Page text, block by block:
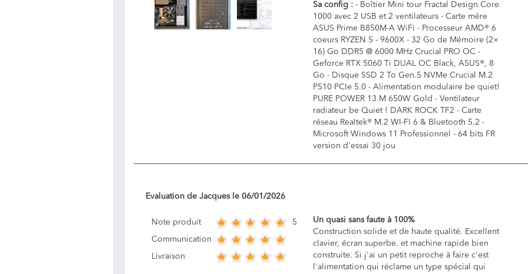
Sa config : - Boîtier Mini tour Fractal Design Core
1000 avec 2 USB et 2 ventilateurs - Carte mère
ASUS Prime B850M-A WiFi - Processeur AMD® 6
coeurs RYZEN 5 - 9600X - 32 Go de Mémoire (2×
16) Go DDR5 @ 6000 MHz Crucial PRO OC -
Geforce RTX 5060 Ti DUAL OC Black, ASUS®, 8
Go - Disque SSD 2 To Gen.5 NVMe Crucial M.2
P510 PCIe 5.0 - Alimentation modulaire be quiet!
PURE POWER 13 M 650W Gold - Ventilateur
radiateur be Quiet ! DARK ROCK TF2 - Carte
réseau Realtek® M.2 WI-FI 6 & Bluetooth 5.2 -
Microsoft Windows 11 Professionnel - 64 bits FR
version d'essai 30 jou
Evaluation de Jacques le 06/01/2026
Note produit 5
Communication
Livraison
Un quasi sans faute à 100%
Construction solide et de haute qualité. Excellent
clavier, écran superbe. et machine rapide bien
construite. Si j'ai un petit reproche à faire c'est
l'alimentation qui réclame un type spécial qui